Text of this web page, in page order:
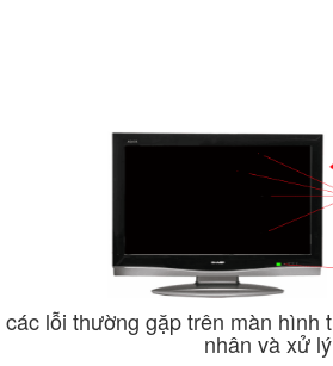
các lỗi thường gặp trên màn hình
nhân và xử lý